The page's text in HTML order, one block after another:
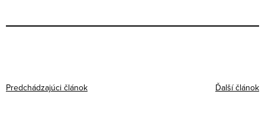
Predchádzajúci článok Ďalší článok